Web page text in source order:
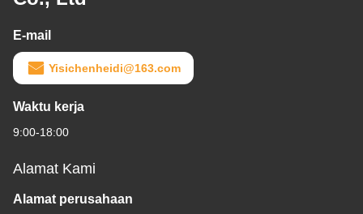
E-mail
Yisichenheidi@163.com
Waktu kerja
9:00-18:00
Alamat Kami
Alamat perusahaan